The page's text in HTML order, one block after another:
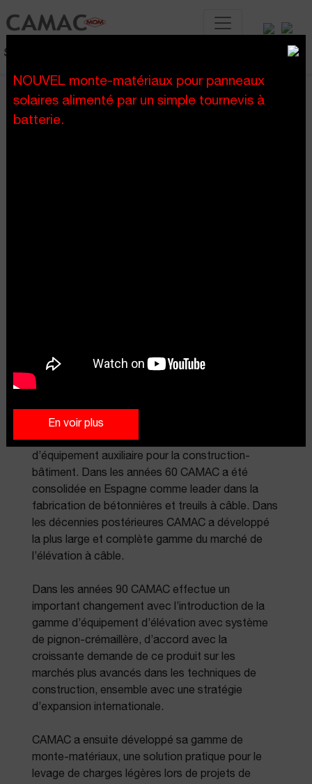
Systèmes de levage de chantier
NOUVEL monte-matériaux pour panneaux
solaires alimenté par un simple tournevis à
batterie.
En voir plus
accueil > à propos de nous
CAMAC a une longue histoire comme fabricant
d’équipement auxiliaire pour la construction-
bâtiment. Dans les années 60 CAMAC a été
consolidée en Espagne comme leader dans la
fabrication de bétonnières et treuils à câble. Dans
les décennies postérieures CAMAC a développé
la plus large et complète gamme du marché de
l’élévation à câble.
Dans les années 90 CAMAC effectue un
important changement avec l’introduction de la
gamme d’équipement d’élévation avec système
de pignon-crémaillère, d’accord avec la
croissante demande de ce produit sur les
marchés plus avancés dans les techniques de
construction, ensemble avec une stratégie
d’expansion internationale.
CAMAC a ensuite développé sa gamme de
monte-matériaux, une solution pratique pour le
levage de charges légères lors de projets de